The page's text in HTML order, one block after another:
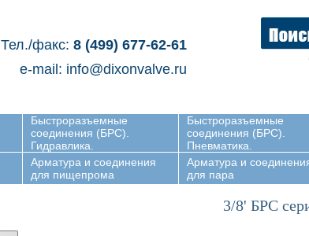
Быстроразъемные
соединения (БРС).
Гидравлика.
Быстроразъемные
соединения (БРС).
Пневматика.
Арматура и соединения
для пищепрома
Арматура и
для пара
Тел./факс: 8 (499) 677-62-61
e-mail: info@dixonvalve.ru
3/8' БРС